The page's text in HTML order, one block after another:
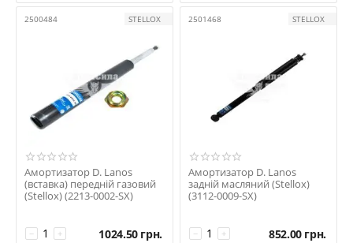
2500484 STELLOX
Амортизатор D. Lanos
(вставка) передній газовий
(Stellox) (2213-0002-SX)
+
− 1024.50 грн.
2501468 STELLOX
Амортизатор D. Lanos
задній масляний (Stellox)
(3112-0009-SX)
+
− 852.00 грн.